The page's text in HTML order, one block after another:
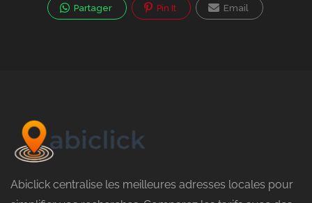
Partager Pin It Email
Abiclick centralise les meilleures adresses locales pour